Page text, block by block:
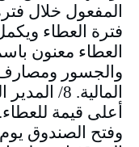
المفعول خلال
العطاء معنون
المالية. 8/